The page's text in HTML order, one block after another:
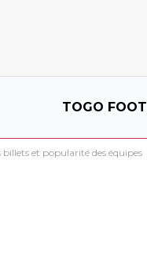
TOGO FOOT
billets et popularité des équipes